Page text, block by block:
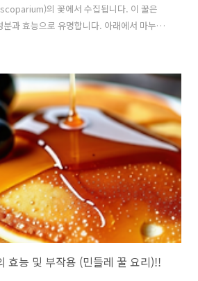
의 꽃에서 수집됩니다. 이 꿀은
과 효능으로 유명합니다. 아래에서 마누카
하겠습니다.1. 항균 작용 마누카꿀 효능은
덕분입니다. MGO는 마누카꿀에서 자연적
종류의 박테리아에 대해 효과적입니다. 연
음과 같은 박테리아에 대해 효과적입니다: 황
일으킬 수 있는 박테리아 대장균: 식중독
아 헬리코박터 파일로리: 위염 및 위궤양
효능 및 부작용 (민들레 꿀 요리)!!